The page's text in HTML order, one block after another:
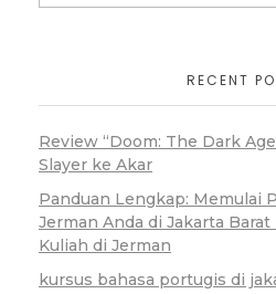
RECENT
Review “Doom: The Dark
Slayer ke Akar
Panduan Lengkap: Memulai
Jerman Anda di Jakarta
Kuliah di Jerman
kursus bahasa portugis di